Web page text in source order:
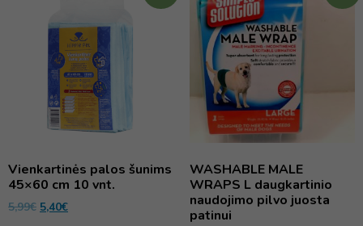
Vienkartinės palos šunims
45×60 cm 10 vnt.
5,99€ 5,40€
WASHABLE MALE
WRAPS L daugkartinio
naudojimo pilvo juosta
patinui